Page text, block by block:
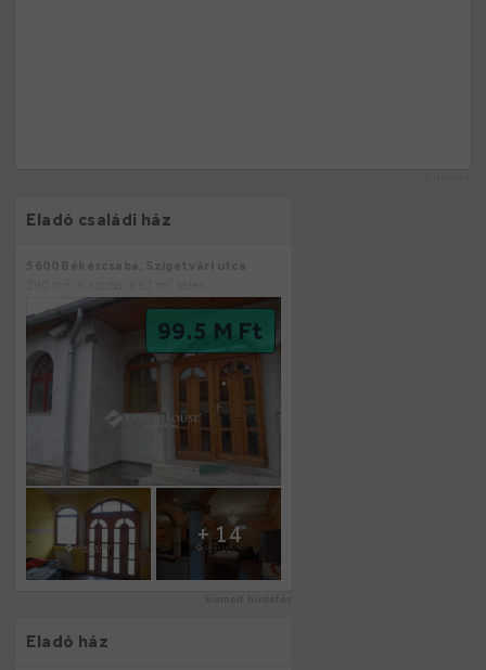
Eladó családi ház
99.5 M Ft
+ 14
kiemelt hirdetés
Eladó ház